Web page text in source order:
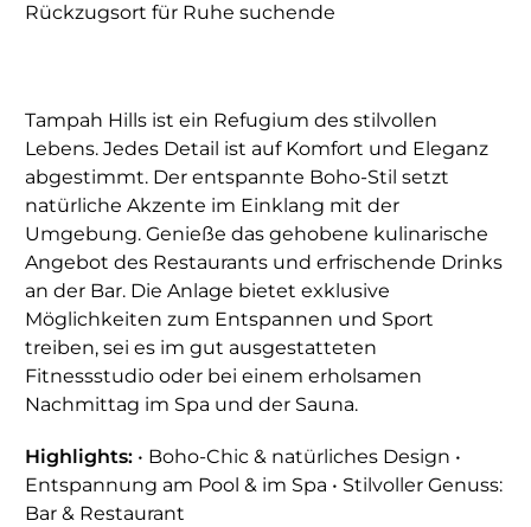
Rückzugsort für Ruhe suchende
Tampah Hills ist ein Refugium des stilvollen
Lebens. Jedes Detail ist auf Komfort und Eleganz
abgestimmt. Der entspannte Boho-Stil setzt
natürliche Akzente im Einklang mit der
Umgebung. Genieße das gehobene kulinarische
Angebot des Restaurants und erfrischende Drinks
an der Bar. Die Anlage bietet exklusive
Möglichkeiten zum Entspannen und Sport
treiben, sei es im gut ausgestatteten
Fitnessstudio oder bei einem erholsamen
Nachmittag im Spa und der Sauna.
Highlights: • Boho-Chic & natürliches Design •
Entspannung am Pool & im Spa • Stilvoller Genuss:
Bar & Restaurant